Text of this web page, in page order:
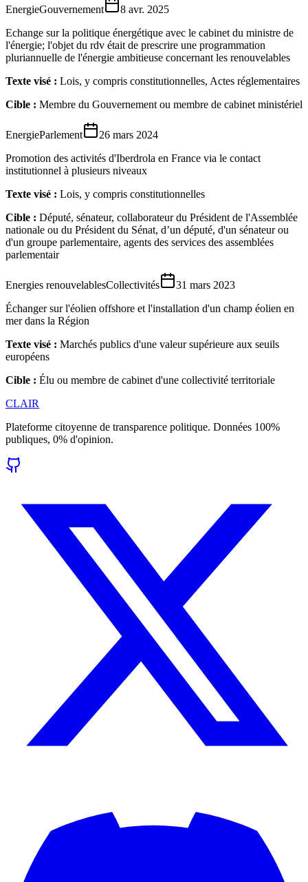
EnergieGouvernement
8 avr. 2025
Echange sur la politique énergétique avec le cabinet du ministre de
l'énergie; l'objet du rdv était de prescrire une programmation
pluriannuelle de l'énergie ambitieuse concernant les renouvelables
Texte visé : Lois, y compris constitutionnelles, Actes réglementaires
Cible : Membre du Gouvernement ou membre de cabinet ministériel
EnergieParlement
26 mars 2024
Promotion des activités d'Iberdrola en France via le contact
institutionnel à plusieurs niveaux
Texte visé : Lois, y compris constitutionnelles
Cible : Député, sénateur, collaborateur du Président de l'Assemblée
nationale ou du Président du Sénat, d’un député, d'un sénateur ou
d'un groupe parlementaire, agents des services des assemblées
parlementair
Energies renouvelablesCollectivités
31 mars 2023
Échanger sur l'éolien offshore et l'installation d'un champ éolien en
mer dans la Région
Texte visé : Marchés publics d'une valeur supérieure aux seuils
européens
Cible : Élu ou membre de cabinet d'une collectivité territoriale
CLAIR
Plateforme citoyenne de transparence politique. Données 100%
publiques, 0% d'opinion.